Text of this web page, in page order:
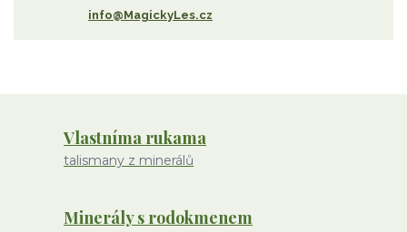
rodochrozit
červený achát
info@MagickyLes.cz
Vlastníma rukama
talismany z minerálů
Minerály s rodokmenem